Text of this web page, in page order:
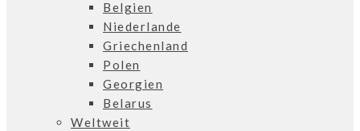
Belgien
Niederlande
Griechenland
Polen
Georgien
Belarus
Weltweit